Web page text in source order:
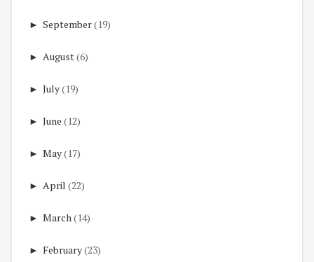
► September(19)
► August(6)
► July(19)
► June (12)
► May(17)
► April (22)
► March(14)
► February(23)